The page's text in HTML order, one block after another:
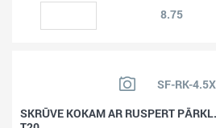
8.75
SF-RK-
SKRŪVE KOKAM AR RUSPERT